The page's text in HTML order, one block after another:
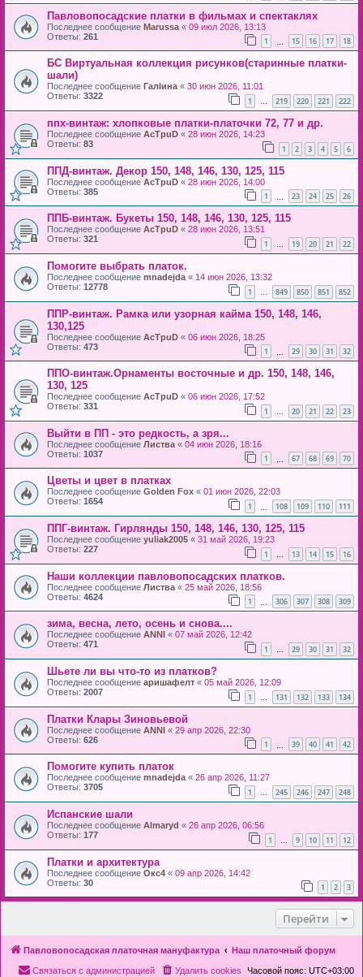
Павловопосадские платки в фильмах и спектаклях
Последнее сообщение Marussa « 09 июл 2026, 13:13
Ответы: 261 1 15 16 17 18
БС Виртуальная коллекция рисунков(старинные платки-
шали)
Последнее сообщение Галlина « 30 июн 2026, 11:01
Ответы: 3322 1 … 219 220 221 222
ппх-винтаж: хлопковые платки-платочки 72, 77 и др.
Последнее сообщение AcTpuD « 28 июн 2026, 14:23
Ответы: 83 1 2 3 4 5 6
ППД-винтаж. Декор 150, 148, 146, 130, 125, 115
Последнее сообщение AcTpuD « 28 июн 2026, 14:00
Ответы: 385 1 23 24 25 26
ППБ-винтаж. Букеты 150, 148, 146, 130, 125, 115
Последнее сообщение AcTpuD « 28 июн 2026, 13:51
Ответы: 321 1 … 19 20 21 22
Помогите выбрать платок.
Последнее сообщение mnadejda « 14 июн 2026, 13:32
Ответы: 12778 1 849 850 851 852
ППР-винтаж. Рамка или узорная кайма 150, 148, 146,
130,125
Последнее сообщение AcTpuD « 06 июн 2026, 18:25
Ответы: 473 1 29 30 31 32
ППО-винтаж.Орнаменты восточные и др. 150, 148, 146,
130, 125
Последнее сообщение AcTpuD « 06 июн 2026, 17:52
Ответы: 331 1 … 20 21 22 23
Выйти в ПП - это редкость, а зря...
Последнее сообщение Листва « 04 июн 2026, 18:16
Ответы: 1037 1 67 68 69 70
Цветы и цвет в платках
Последнее сообщение Golden Fox « 01 июн 2026, 22:03
Ответы: 1654 1 108 109 110 111
ППГ-винтаж. Гирлянды 150, 148, 146, 130, 125, 115
Последнее сообщение yuliak2005 « 31 май 2026, 19:23
Ответы: 227 1 … 13 14 15 16
Наши коллекции павловопосадских платков.
Последнее сообщение Листва « 25 май 2026, 18:56
Ответы: 4624 1 306 307 308 309
зима, весна, лето, осень и снова....
Последнее сообщение ANNI « 07 май 2026, 12:42
Ответы: 471 1 … 29 30 31 32
Шьете ли вы что-то из платков?
Последнее сообщение аришафелт « 05 май 2026, 12:09
Ответы: 2007 1 … 131 132 133 134
Платки Клары Зиновьевой
Последнее сообщение ANNI « 29 апр 2026, 22:30
Ответы: 626 1 39 40 41 42
Помогите купить платок
Последнее сообщение mnadejda « 26 апр 2026, 11:27
Ответы: 3705 1 … 245 246 247 248
Испанские шали
Последнее сообщение Almaryd « 26 апр 2026, 06:56
Ответы: 177 1 … 9 10 11 12
Платки и архитектура
Последнее сообщение Окс4 « 09 апр 2026, 14:42
Ответы: 30 1 2 3
Перейти
Павловопосадская платочная мануфактура Наш платочный форум
Часовой пояс: UTC+03:00
Удалить cookies
Связаться с администрацией